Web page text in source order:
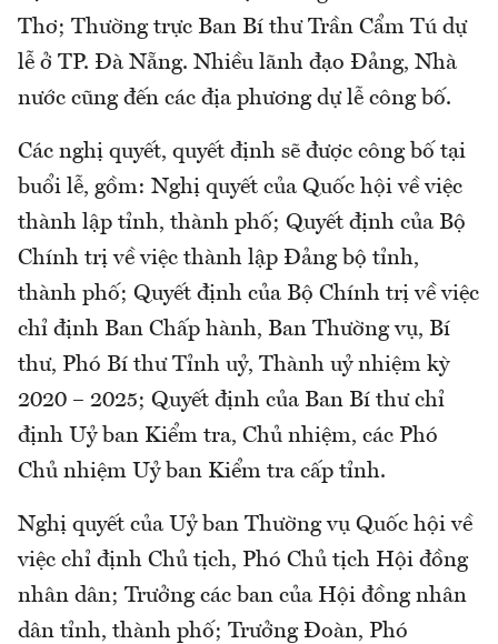
Thơ; Thường trực Ban Bí thư Trần Cẩm Tú dự
lễ ở TP. Đà Nẵng. Nhiều lãnh đạo Đảng, Nhà
nước cũng đến các địa phương dự lễ công bố.
Các nghị quyết, quyết định sẽ được công bố tại
buổi lễ, gồm: Nghị quyết của Quốc hội về việc
thành lập tỉnh, thành phố; Quyết định của Bộ
Chính trị về việc thành lập Đảng bộ tỉnh,
thành phố; Quyết định của Bộ Chính trị về việc
chỉ định Ban Chấp hành, Ban Thường vụ, Bí
thư, Phó Bí thư Tỉnh uỷ, Thành uỷ nhiệm kỳ
2020 – 2025; Quyết định của Ban Bí thư chỉ
định Uỷ ban Kiểm tra, Chủ nhiệm, các Phó
Chủ nhiệm Uỷ ban Kiểm tra cấp tỉnh.
Nghị quyết của Uỷ ban Thường vụ Quốc hội về
việc chỉ định Chủ tịch, Phó Chủ tịch Hội đồng
nhân dân; Trưởng các ban của Hội đồng nhân
dân tỉnh, thành phố; Trưởng Đoàn, Phó